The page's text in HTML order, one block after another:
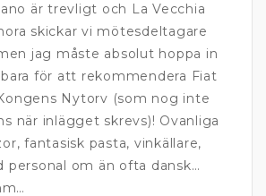
är trevligt och La Vecchia
skickar vi mötesdeltagare
jag måste absolut hoppa in
för att rekommendera Fiat
Nytorv (som nog inte
när inlägget skrevs)! Ovanliga
fantasisk pasta, vinkällare,
personal om än ofta dansk…